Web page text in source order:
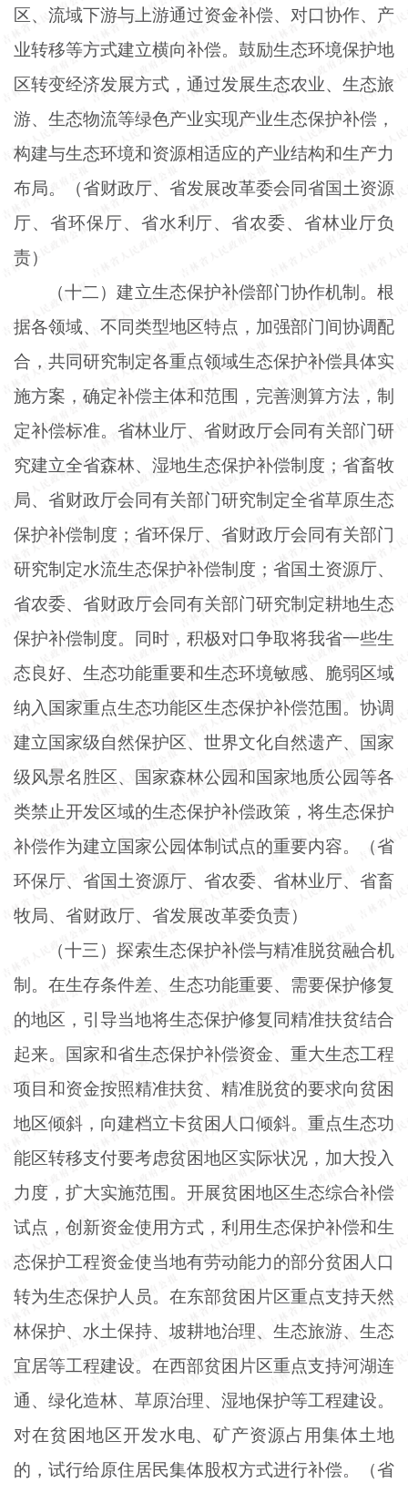
区、流域下游与上游通过资金补偿、对口协作、产
业转移等方式建立横向补偿。鼓励生态环境保护地
区转变经济发展方式，通过发展生态农业、生态旅
游、生态物流等绿色产业实现产业生态保护补偿，
构建与生态环境和资源相适应的产业结构和生产力
布局。（省财政厅、省发展改革委会同省国土资源
厅、省环保厅、省水利厅、省农委、省林业厅负
责）
（十二）建立生态保护补偿部门协作机制。根
据各领域、不同类型地区特点，加强部门间协调配
合，共同研究制定各重点领域生态保护补偿具体实
施方案，确定补偿主体和范围，完善测算方法，制
定补偿标准。省林业厅、省财政厅会同有关部门研
究建立全省森林、湿地生态保护补偿制度；省畜牧
局、省财政厅会同有关部门研究制定全省草原生态
保护补偿制度；省环保厅、省财政厅会同有关部门
研究制定水流生态保护补偿制度；省国土资源厅、
省农委、省财政厅会同有关部门研究制定耕地生态
保护补偿制度。同时，积极对口争取将我省一些生
态良好、生态功能重要和生态环境敏感、脆弱区域
纳入国家重点生态功能区生态保护补偿范围。协调
建立国家级自然保护区、世界文化自然遗产、国家
级风景名胜区、国家森林公园和国家地质公园等各
类禁止开发区域的生态保护补偿政策，将生态保护
补偿作为建立国家公园体制试点的重要内容。（省
环保厅、省国土资源厅、省农委、省林业厅、省畜
牧局、省财政厅、省发展改革委负责）
（十三）探索生态保护补偿与精准脱贫融合机
制。在生存条件差、生态功能重要、需要保护修复
的地区，引导当地将生态保护修复同精准扶贫结合
起来。国家和省生态保护补偿资金、重大生态工程
项目和资金按照精准扶贫、精准脱贫的要求向贫困
地区倾斜，向建档立卡贫困人口倾斜。重点生态功
能区转移支付要考虑贫困地区实际状况，加大投入
力度，扩大实施范围。开展贫困地区生态综合补偿
试点，创新资金使用方式，利用生态保护补偿和生
态保护工程资金使当地有劳动能力的部分贫困人口
转为生态保护人员。在东部贫困片区重点支持天然
林保护、水土保持、坡耕地治理、生态旅游、生态
宜居等工程建设。在西部贫困片区重点支持河湖连
通、绿化造林、草原治理、湿地保护等工程建设。
对在贫困地区开发水电、矿产资源占用集体土地
的，试行给原住居民集体股权方式进行补偿。（省